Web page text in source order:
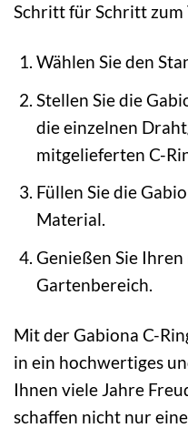
Schritt für Schritt zum
Wählen Sie den
Stellen Sie die
die einzelnen
mitgelieferten C-
Füllen Sie die
Material.
Genießen Sie
Gartenbereich.
Mit der Gabiona C-
in ein hochwertiges
Ihnen viele Jahre
schaffen nicht nur